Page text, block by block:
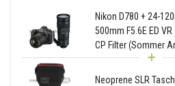
Nikon D780 + 24-
500mm F5.6E ED
CP Filter (Sommer
Neoprene SLR